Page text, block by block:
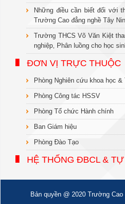
Những điều cần biết đối với
Trường Cao đẳng nghề Tây
Trường THCS Võ Văn Kiệt
nghiệp, Phân luồng cho học
ĐƠN VỊ TRỰC THUỘC
Phòng Nghiên cứu khoa học
Phòng Công tác HSSV
Phòng Tổ chức Hành chính
Ban Giám hiệu
Phòng Đào Tạo
HỆ THỐNG ĐBCL &
Bản quyền @ 2020 Trường